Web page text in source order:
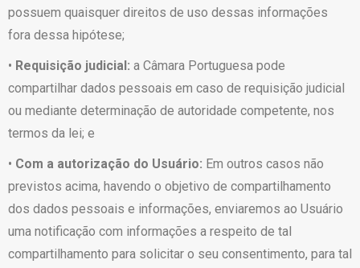
possuem quaisquer direitos de uso dessas informações
fora dessa hipótese;
• Requisição judicial: a Câmara Portuguesa pode
compartilhar dados pessoais em caso de requisição judicial
ou mediante determinação de autoridade competente, nos
termos da lei; e
• Com a autorização do Usuário: Em outros casos não
previstos acima, havendo o objetivo de compartilhamento
dos dados pessoais e informações, enviaremos ao Usuário
uma notificação com informações a respeito de tal
compartilhamento para solicitar o seu consentimento, para tal